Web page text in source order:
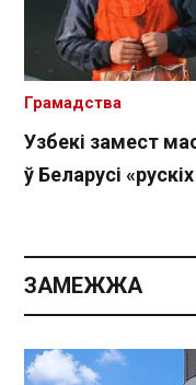
Узбекі замест
ў Беларусі
Грамадства
ЗАМЕЖЖА